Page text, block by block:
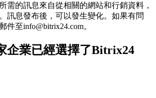
需的訊息來自從相關的網站和行銷資料，
訊息發布後，可以發生變化。如果有問
件至info@bitrix24.com。
企業已經選擇了Bitrix24